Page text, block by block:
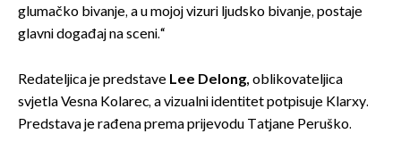
glumačko bivanje, a u mojoj vizuri ljudsko bivanje, postaje
glavni događaj na sceni.“
Redateljica je predstave Lee Delong, oblikovateljica
svjetla Vesna Kolarec, a vizualni identitet potpisuje Klarxy.
Predstava je rađena prema prijevodu Tatjane Peruško.